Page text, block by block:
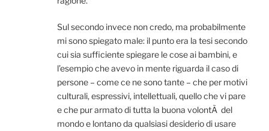
Sul secondo invece non credo, ma probabilmente
mi sono spiegato male: il punto era la tesi secondo
cui sia sufficiente spiegare le cose ai bambini, e
l’esempio che avevo in mente riguarda il caso di
persone – come ce ne sono tante – che per motivi
culturali, espressivi, intellettuali, quello che vi pare
e che pur armato di tutta la buona volontÃ del
mondo e lontano da qualsiasi desiderio di usare